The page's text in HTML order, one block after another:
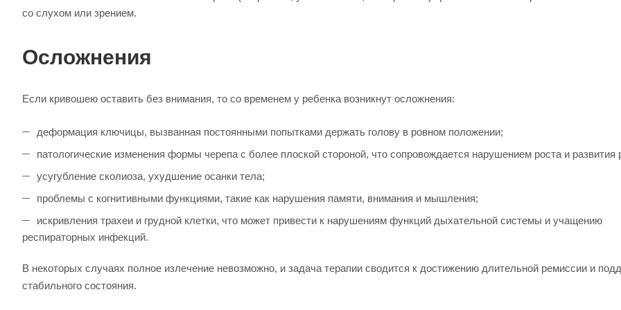
со слухом или зрением.
Осложнения
Если кривошею оставить без внимания, то со временем у ребенка возникнут осложнения:
деформация ключицы, вызванная постоянными попытками держать голову в ровном положении;
патологические изменения формы черепа с более плоской стороной, что сопровождается нарушением роста и развития
усугубление сколиоза, ухудшение осанки тела;
проблемы с когнитивными функциями, такие как нарушения памяти, внимания и мышления;
искривления трахеи и грудной клетки, что может привести к нарушениям функций дыхательной системы и учащению
респираторных инфекций.
В некоторых случаях полное излечение невозможно, и задача терапии сводится к достижению длительной ремиссии и
стабильного состояния.